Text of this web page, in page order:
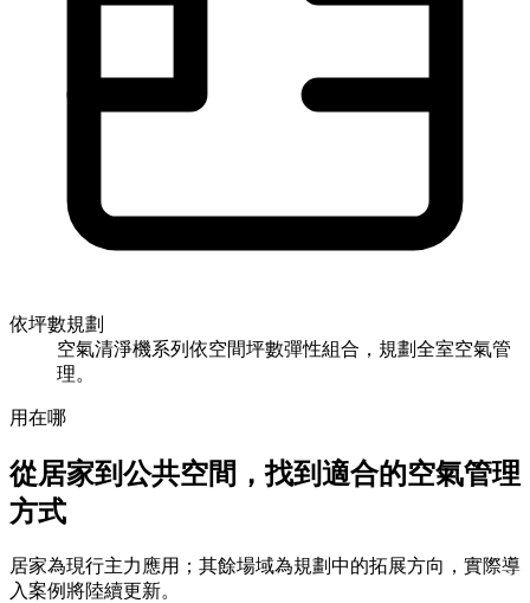
依坪數規劃
空氣清淨機系列依空間坪數彈性組合，規劃全室空氣管
理。
用在哪
從居家到公共空間，找到適合的空氣管理
方式
居家為現行主力應用；其餘場域為規劃中的拓展方向，實際導
入案例將陸續更新。